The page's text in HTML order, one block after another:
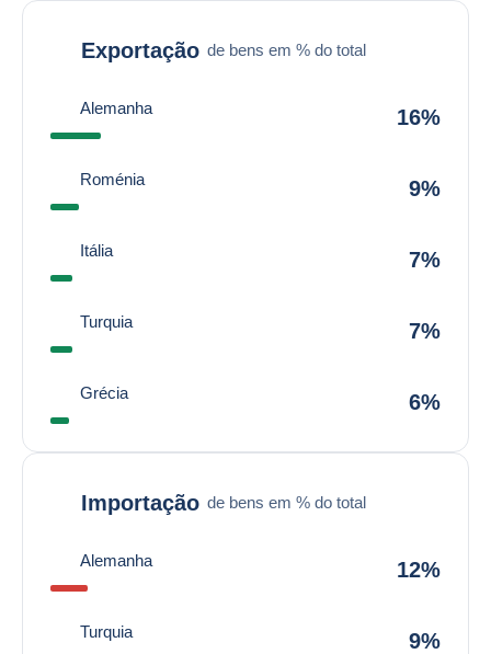
Exportação de bens em % do total
Alemanha 16%
Roménia 9%
Itália 7%
Turquia 7%
Grécia 6%
Importação de bens em % do total
Alemanha 12%
Turquia 9%